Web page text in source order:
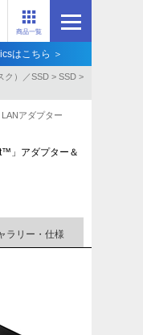
商品一覧
はこちら ＞
ク）／SSD > SSD >
LANアダプター
」アダプター＆
ラリー・仕様